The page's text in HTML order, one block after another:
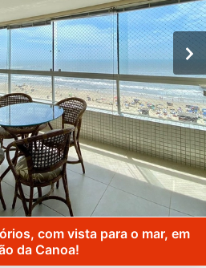
com vista para o mar, em
da Canoa!